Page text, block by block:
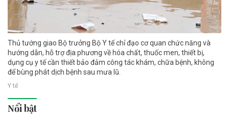
Thủ tướng giao Bộ trưởng Bộ Y tế chỉ đạo cơ quan chức năng và
hướng dẫn, hỗ trợ địa phương về hóa chất, thuốc men, thiết bị,
dụng cụ y tế cần thiết bảo đảm công tác khám, chữa bệnh, không
để bùng phát dịch bệnh sau mưa lũ.
Y tế
Nổi bật